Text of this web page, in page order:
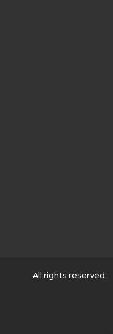
All rights reserved.